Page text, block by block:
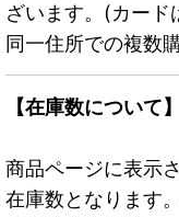
ざいます。(カード
同一住所での複数
【在庫数について】
商品ページに表示
在庫数となります